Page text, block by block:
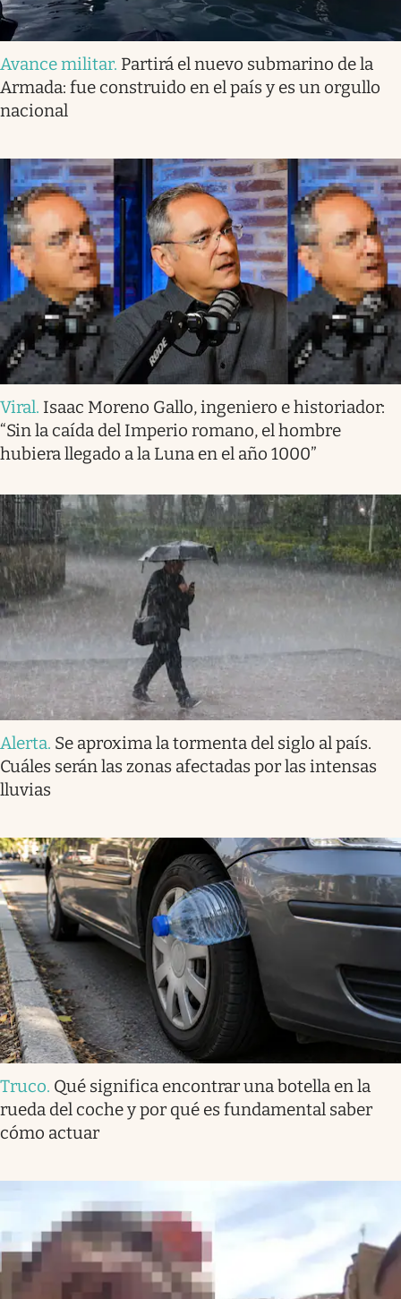
Avance militar. Partirá el nuevo submarino de la
Armada: fue construido en el país y es un orgullo
nacional
Viral. Isaac Moreno Gallo, ingeniero e historiador:
“Sin la caída del Imperio romano, el hombre
hubiera llegado a la Luna en el año 1000”
Alerta. Se aproxima la tormenta del siglo al país.
Cuáles serán las zonas afectadas por las intensas
lluvias
Truco. Qué significa encontrar una botella en la
rueda del coche y por qué es fundamental saber
cómo actuar